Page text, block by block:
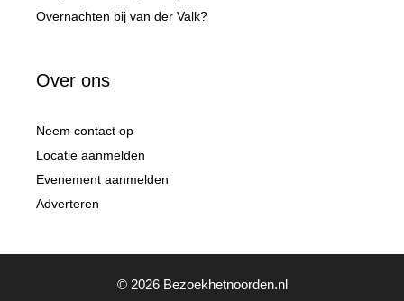
Overnachten bij van der Valk?
Over ons
Neem contact op
Locatie aanmelden
Evenement aanmelden
Adverteren
© 2026 Bezoekhetnoorden.nl